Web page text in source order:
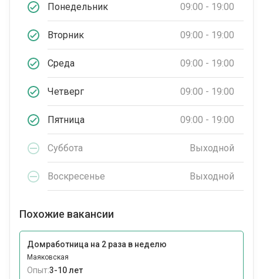
Понедельник 09:00 - 19:00
Вторник 09:00 - 19:00
Среда 09:00 - 19:00
Четверг 09:00 - 19:00
Пятница 09:00 - 19:00
Суббота Выходной
Воскресенье Выходной
Похожие вакансии
Домработница на 2 раза в неделю
Маяковская
Опыт:3-10 лет